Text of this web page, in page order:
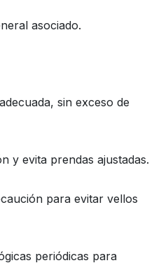
asociado.
sin exceso de
y evita prendas ajustadas.
para evitar vellos
periódicas para